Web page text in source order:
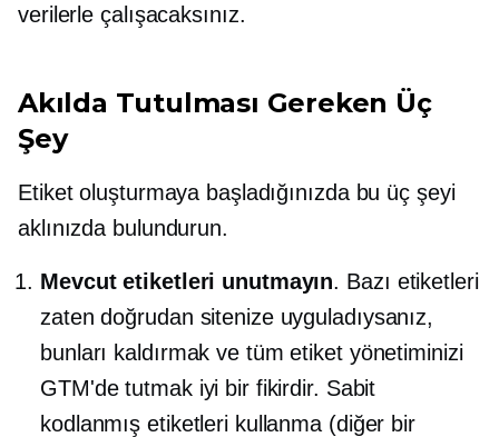
verilerle çalışacaksınız.
Akılda Tutulması Gereken Üç
Şey
Etiket oluşturmaya başladığınızda bu üç şeyi
aklınızda bulundurun.
Mevcut etiketleri unutmayın. Bazı etiketleri
zaten doğrudan sitenize uyguladıysanız,
bunları kaldırmak ve tüm etiket yönetiminizi
GTM'de tutmak iyi bir fikirdir. Sabit
kodlanmış etiketleri kullanma (diğer bir